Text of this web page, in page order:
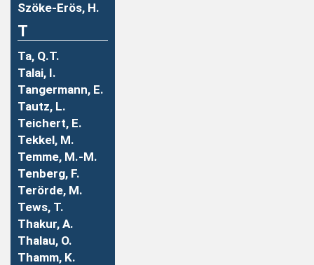
Szöke-Erös, H.
T
Ta, Q.T.
Talai, I.
Tangermann, E.
Tautz, L.
Teichert, E.
Tekkel, M.
Temme, M.-M.
Tenberg, F.
Terörde, M.
Tews, T.
Thakur, A.
Thalau, O.
Thamm, K.